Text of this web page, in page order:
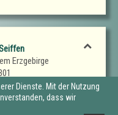
Erzgebirge
online.de
Dienste. Mit der Nutzung
dass wir